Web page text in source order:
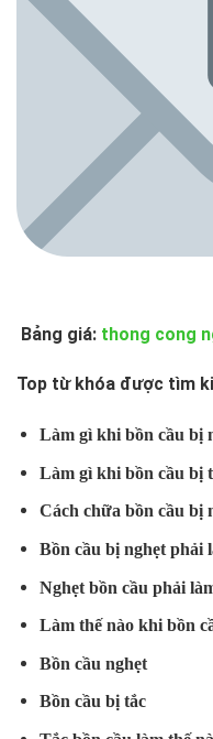
Bảng giá: thong cong
Top từ khóa được tìm
Làm gì khi bồn cầu bị
Làm gì khi bồn cầu bị
Cách chữa bồn cầu bị
Bồn cầu bị nghẹt phải
Nghẹt bồn cầu phải
Làm thế nào khi bồn
Bồn cầu nghẹt
Bồn cầu bị tắc